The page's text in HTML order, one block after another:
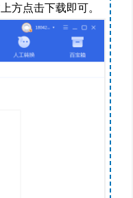
方点击下载即可。